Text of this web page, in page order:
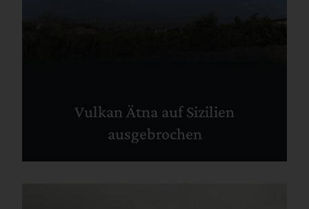
Vulkan Ätna auf Sizilien
ausgebrochen